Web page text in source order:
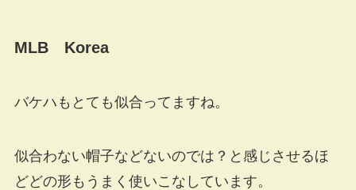
MLB Korea
バケハもとても似合ってますね。
似合わない帽子などないのでは？と感じさせるほ
どどの形もうまく使いこなしています。